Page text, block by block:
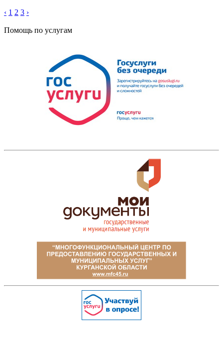
‹ 1 2 3 ›
Помощь по услугам